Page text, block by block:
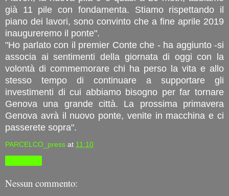
già 11 pile con fondamenta. Stiamo rispettando il
piano dei lavori, sono convinto che a fine aprile 2019
inaugureremo il ponte".
"Ho parlato con il premier Conte che - ha aggiunto -si
associa ai sentimenti della giornata di oggi con la
volontà di commemorare chi ha perso la vita e allo
stesso tempo di continuare a supportare gli
investimenti di cui abbiamo bisogno per far tornare
Genova una grande città. La prossima primavera
Genova avrà il nuovo ponte, venite in macchina e ci
passerete sopra".
PARCELCO_press at 11:10
Nessun commento: